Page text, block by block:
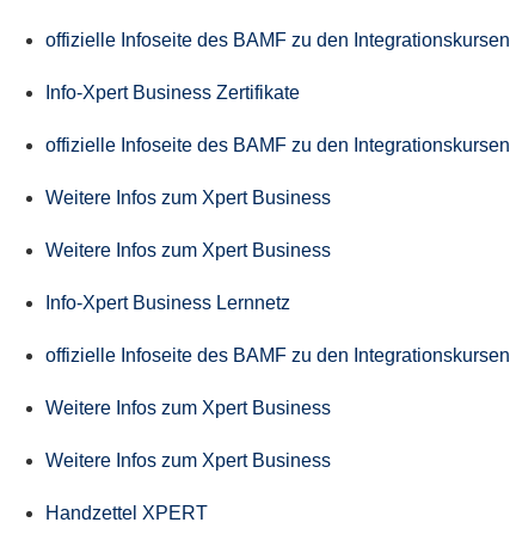
offizielle Infoseite des BAMF zu den Integrationskursen
Info-Xpert Business Zertifikate
offizielle Infoseite des BAMF zu den Integrationskursen
Weitere Infos zum Xpert Business
Weitere Infos zum Xpert Business
Info-Xpert Business Lernnetz
offizielle Infoseite des BAMF zu den Integrationskursen
Weitere Infos zum Xpert Business
Weitere Infos zum Xpert Business
Handzettel XPERT